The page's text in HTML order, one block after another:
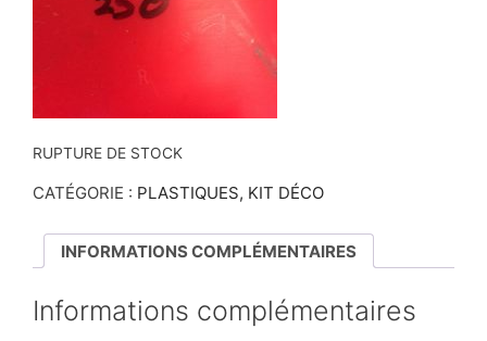
RUPTURE DE STOCK
CATÉGORIE : PLASTIQUES, KIT DÉCO
INFORMATIONS COMPLÉMENTAIRES
Informations complémentaires